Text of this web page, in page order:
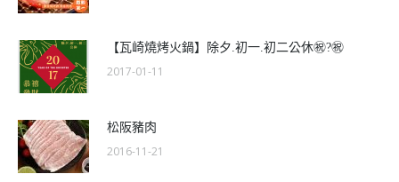
【瓦崎燒烤火鍋】除夕.初一.初二公休㊗️?️㊗️
2017-01-11
松阪豬肉
2016-11-21